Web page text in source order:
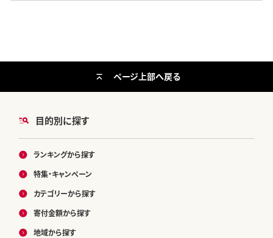
目的別に探す
ランキングから探す
特集・キャンペーン
カテゴリーから探す
寄付金額から探す
地域から探す
ページ上部へ戻る